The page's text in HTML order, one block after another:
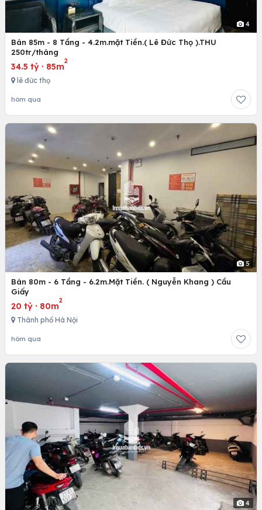
4
Bán 85m - 8 Tầng - 4.2m.mặt Tiền.( Lê Đức Thọ ).THU
250tr/tháng
34.5 tỷ · 85m
2
lê đức thọ
hôm qua
5
Bán 80m - 6 Tầng - 6.2m.Mặt Tiền. ( Nguyễn Khang ) Cầu
Giấy
20 tỷ · 80m
2
Thành phố Hà Nội
hôm qua
4